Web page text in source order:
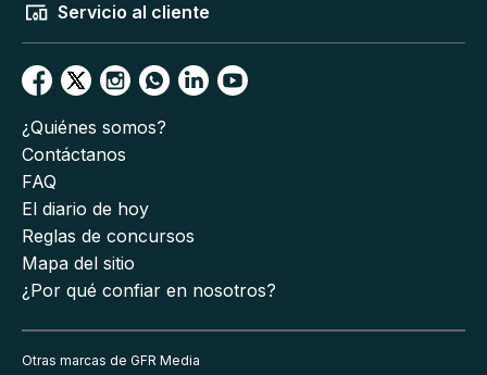
Servicio al cliente
¿Quiénes somos?
Contáctanos
FAQ
El diario de hoy
Reglas de concursos
Mapa del sitio
¿Por qué confiar en nosotros?
Otras marcas de GFR Media